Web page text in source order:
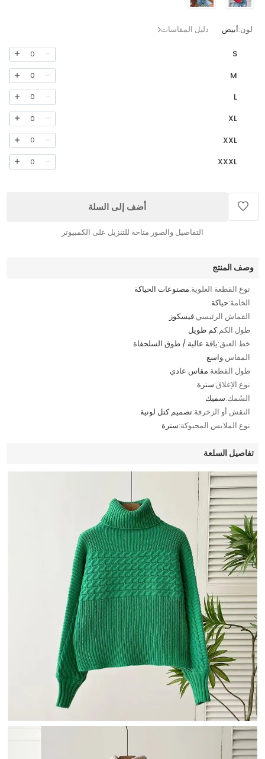
لون:أبيض دليل المقاسات
S
0
M
0
L
0
XL
0
XXL
0
XXXL
0
أضف إلى السلة
التفاصيل والصور متاحة للتنزيل على الكمبيوتر
وصف المنتج
نوع القطعة العلوية:مصنوعات الحياكة
الخامة:حياكة
القماش الرئيسي:فيسكوز
طول الكم:كم طويل
خط العنق:ياقة عالية / طوق السلحفاة
المقاس:واسع
طول القطعة:مقاس عادي
نوع الإغلاق:سترة
السُمك:سميك
النقش أو الزخرفة:تصميم كتل لونية
نوع الملابس المحبوكة:سترة
تفاصيل السلعة